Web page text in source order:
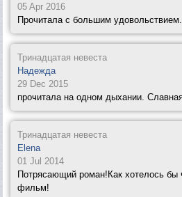
05 Apr 2016
Прочитала с большим удовольствием.
Тринадцатая невеста
Надежда
29 Dec 2015
прочитала на одном дыхании.
Тринадцатая невеста
Elena
01 Jul 2014
Потрясающий роман!Как хотелось бы
фильм!